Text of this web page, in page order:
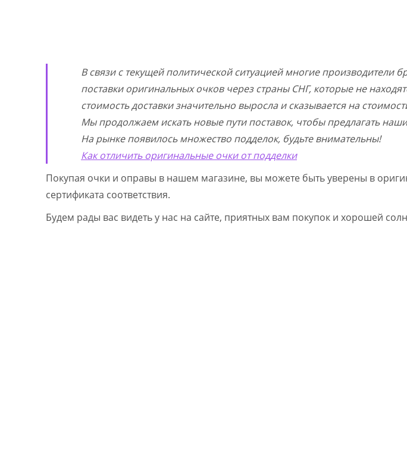
В связи с текущей политической ситуацией многие
поставки оригинальных очков через страны СНГ, которые не
стоимость доставки значительно выросла и сказывается на
Мы продолжаем искать новые пути поставок, чтобы предлагать
На рынке появилось множество подделок, будьте внимательны!
Как отличить оригинальные очки от подделки
Покупая очки и оправы в нашем магазине, вы можете быть уверены в
сертификата соответствия.
Будем рады вас видеть у нас на сайте, приятных вам покупок и хорошей